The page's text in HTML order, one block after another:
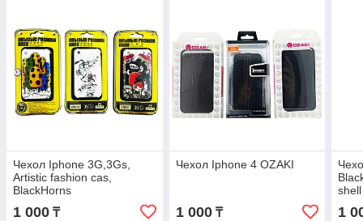
Чехол Iphone 3G,3Gs,
Artistic fashion cas,
BlackHorns
1 000 ₸
Чехол Iphone 4 OZAKI
1 000₸
shell
1